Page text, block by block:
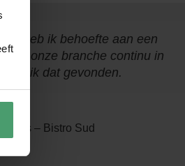
heb ik behoefte aan een
dat onze branche continu in
heb ik dat gevonden.
– Bistro Sud